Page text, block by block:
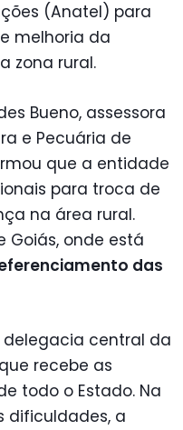
(Anatel) para
melhoria da
zona rural.
Bueno, assessora
e Pecuária de
que a entidade
para troca de
na área rural.
Goiás, onde está
das
delegacia central da
recebe as
todo o Estado. Na
dificuldades, a